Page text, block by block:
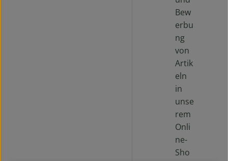
Bew
erbu
ng
von
Artik
eln
in
unse
rem
Onli
ne-
Sho